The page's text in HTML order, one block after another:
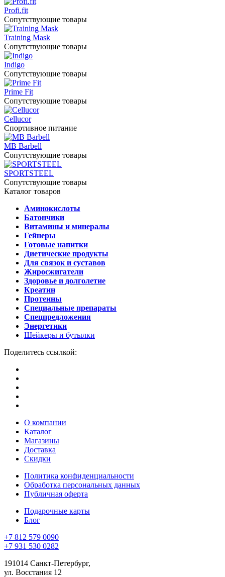
Profi.fit
Сопутствующие товары
Training Mask
Сопутствующие товары
Indigo
Сопутствующие товары
Prime Fit
Сопутствующие товары
Cellucor
Спортивное питание
MB Barbell
Сопутствующие товары
SPORTSTEEL
Сопутствующие товары
Каталог товаров
Аминокислоты
Батончики
Витамины и минералы
Гейнеры
Готовые напитки
Диетические продукты
Для связок и суставов
Жиросжигатели
Здоровье и долголетие
Креатин
Протеины
Специальные препараты
Спецпредложения
Энергетики
Шейкеры и бутылки
Поделитесь ссылкой:
О компании
Каталог
Магазины
Доставка
Скидки
Политика конфиденциальности
Обработка персональных данных
Публичная оферта
Подарочные карты
Блог
+7 812 579 0090
+7 931 530 0282
191014 Санкт-Петербург,
ул. Восстания 12